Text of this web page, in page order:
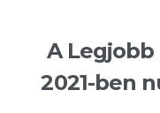
A
2021-ben